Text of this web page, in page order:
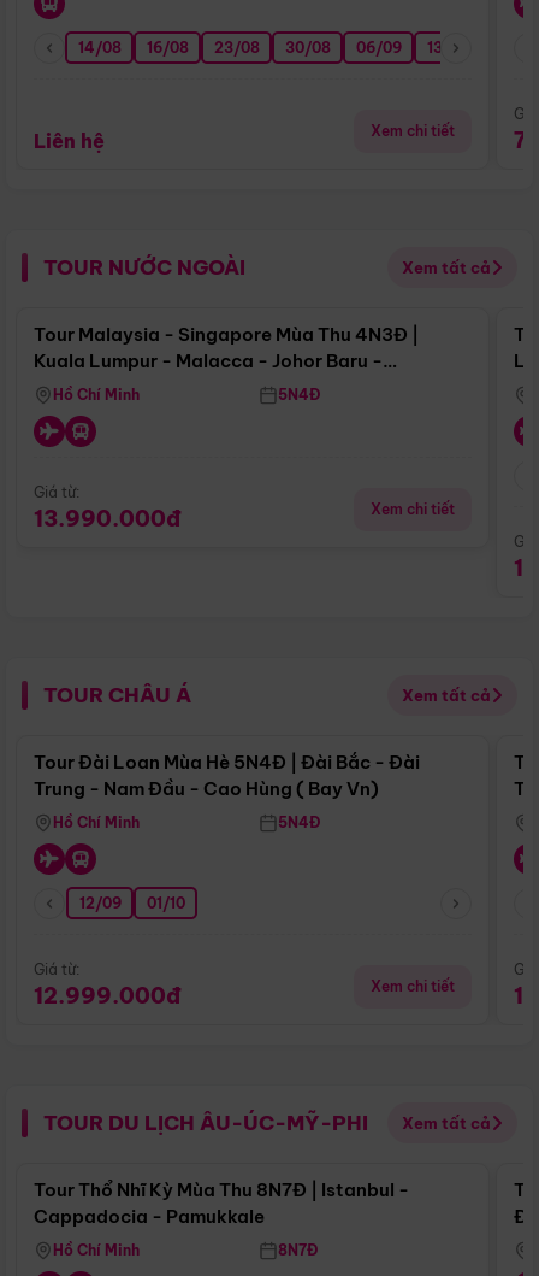
14/08 16/08 23/08 30/08 06/09 13/09
Liên hệ Xem chi tiết
TOUR NƯỚC NGOÀI Xem tất cả
Điểm nổi bật
Tour Malaysia - Singapore Mùa Thu 4N3Đ |
Kuala Lumpur - Malacca - Johor Baru -
Singapore
Hồ Chí Minh 5N4Đ
Giá từ:
13.990.000đ Xem chi tiết
TOUR CHÂU Á Xem tất cả
Điểm nổi bật
Tour Đài Loan Mùa Hè 5N4Đ | Đài Bắc - Đài
Trung - Nam Đầu - Cao Hùng ( Bay Vn)
Hồ Chí Minh 5N4Đ
12/09 01/10
Giá từ:
12.999.000đ Xem chi tiết
TOUR DU LỊCH ÂU-ÚC-MỸ-PHI Xem tất cả
Điểm nổi bật
Tour Thổ Nhĩ Kỳ Mùa Thu 8N7Đ | Istanbul -
Cappadocia - Pamukkale
Hồ Chí Minh 8N7Đ